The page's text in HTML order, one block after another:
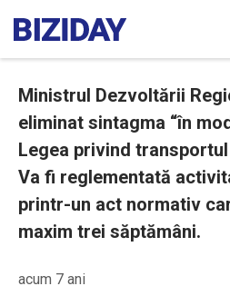
Ministrul Dezvoltării
eliminat sintagma “în
Legea privind
Va fi reglementată
printr-un act normativ
maxim trei săptămâni.
acum 7 ani